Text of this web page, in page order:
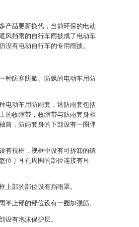
产品更新换代，当前环保的电动
风挡雨的自行车雨披成了电动车
没有电动自行车的专用雨披。
种防寒防掀、防飘的电动车用防
电动车用防雨套，述防雨套包括
的收缩带，收缩带与防雨套身相
筒，防雨套身的下部设有一圈弹
有视框，视框中设有可拆卸的镜
位于耳孔周围的部位连接有耳
上部的部位设有挡雨罩。
上部的部位设有一圈加强筋。
设有泡沫保护层。